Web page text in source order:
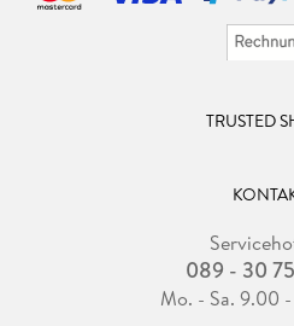
TRUSTED
089 - 30
Mo. - Sa. 9.00